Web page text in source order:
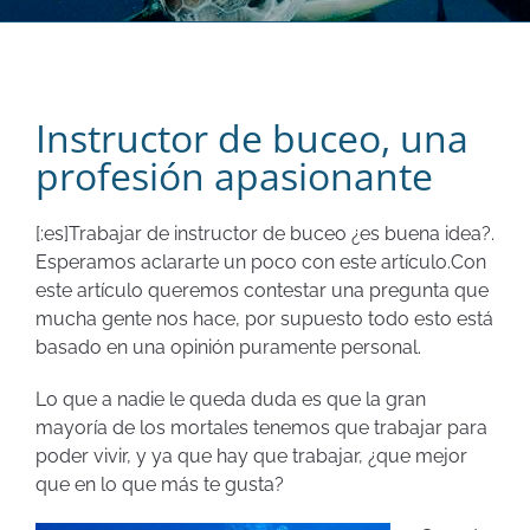
Instructor de buceo, una
profesión apasionante
[:es]Trabajar de instructor de buceo ¿es buena idea?.
Esperamos aclararte un poco con este artículo.Con
este artículo queremos contestar una pregunta que
mucha gente nos hace, por supuesto todo esto está
basado en una opinión puramente personal.
Lo que a nadie le queda duda es que la gran
mayoría de los mortales tenemos que trabajar para
poder vivir, y ya que hay que trabajar, ¿que mejor
que en lo que más te gusta?